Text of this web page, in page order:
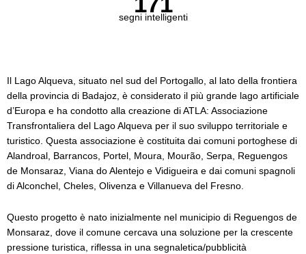
segni intelligenti
Il Lago Alqueva, situato nel sud del Portogallo, al lato della frontiera
della provincia di Badajoz, è considerato il più grande lago artificiale
d’Europa e ha condotto alla creazione di ATLA: Associazione
Transfrontaliera del Lago Alqueva per il suo sviluppo territoriale e
turistico. Questa associazione è costituita dai comuni portoghese di
Alandroal, Barrancos, Portel, Moura, Mourão, Serpa, Reguengos
de Monsaraz, Viana do Alentejo e Vidigueira e dai comuni spagnoli
di Alconchel, Cheles, Olivenza e Villanueva del Fresno.
Questo progetto è nato inizialmente nel municipio di Reguengos de
Monsaraz, dove il comune cercava una soluzione per la crescente
pressione turistica, riflessa in una segnaletica/pubblicità